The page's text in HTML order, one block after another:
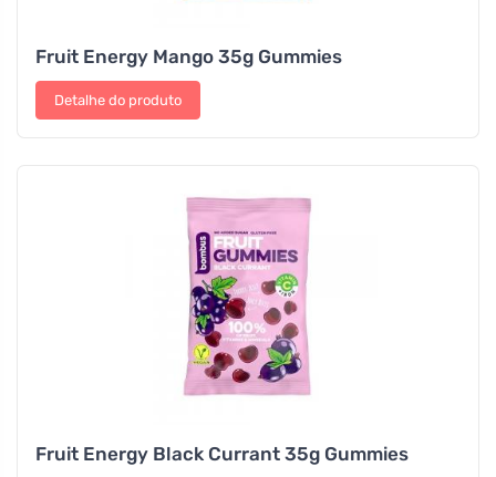
Fruit Energy Mango 35g Gummies
Detalhe do produto
Fruit Energy Black Currant 35g Gummies